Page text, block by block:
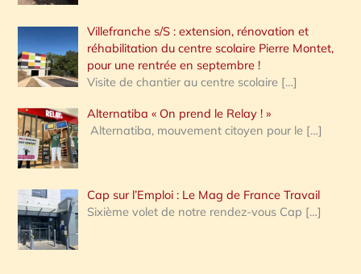
Villefranche s/S : extension, rénovation et
réhabilitation du centre scolaire Pierre Montet,
pour une rentrée en septembre !
Visite de chantier au centre scolaire […]
Alternatiba « On prend le Relay ! »
Alternatiba, mouvement citoyen pour le […]
Cap sur l’Emploi : Le Mag de France Travail
Sixième volet de notre rendez-vous Cap […]